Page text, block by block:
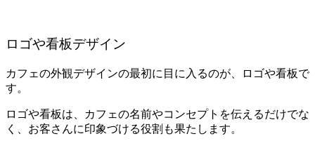
ロゴや看板デザイン
カフェの外観デザインの最初に目に入るのが、ロゴや看板で
す。
ロゴや看板は、カフェの名前やコンセプトを伝えるだけでな
く、お客さんに印象づける役割も果たします。